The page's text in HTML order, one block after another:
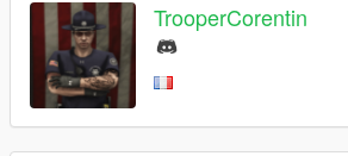
TrooperCorentin